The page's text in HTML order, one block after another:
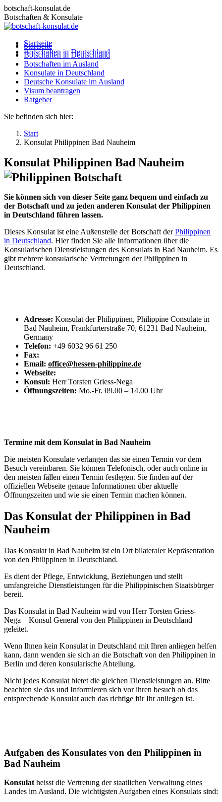
Zum
Inhalt
springen
botschaft-konsulat.de
Botschaften & Konsulate
Startseite
Botschaften in Deutschland
Botschaften im Ausland
Konsulate in Deutschland
Deutsche Konsulate im Ausland
Visum beantragen
Ratgeber
Startseite
Botschaften in Deutschland
Botschaften im Ausland
Konsulate in Deutschland
Deutsche Konsulate im Ausland
Visum beantragen
Ratgeber
Sie befinden sich hier:
Start
Konsulat Philippinen Bad Nauheim
Konsulat Philippinen Bad Nauheim
Sie können sich von dieser Seite ganz bequem und einfach zu
der Botschaft und zu jeden anderen Konsulat der Philippinen
in Deutschland führen lassen.
Dieses Konsulat ist eine Außenstelle der Botschaft derPhilippinen
in Deutschland. Hier finden Sie alle Informationen über die
Konsularischen Dienstleistungen des Konsulats in Bad Nauheim. Es
gibt mehrere konsularische Vertretungen der Philippinen in
Deutschland.
Adresse: Konsulat der Philippinen, Philippine Consulate in
Bad Nauheim, Frankfurterstraße 70, 61231 Bad Nauheim,
Germany
Telefon: +49 6032 96 61 250
Fax:
Email: office@hessen-philippine.de
Webseite:
Konsul: Herr Torsten Griess-Nega
Öffnungszeiten: Mo.-Fr. 09.00 – 14.00 Uhr
Termine mit dem Konsulat in Bad Nauheim
Die meisten Konsulate verlangen das sie einen Termin vor dem
Besuch vereinbaren. Sie können Telefonisch, oder auch online in
den meisten fällen einen Termin festlegen. Sie finden auf der
offiziellen Webseite genaue Informationen über aktuelle
Öffnungszeiten und wie sie einen Termin machen können.
Das Konsulat der Philippinen in Bad
Nauheim
Das Konsulat in Bad Nauheim ist ein Ort bilateraler Repräsentation
von den Philippinen in Deutschland.
Es dient der Pflege, Entwicklung, Beziehungen und stellt
umfangreiche Dienstleistungen für die Philippinischen Staatsbürger
bereit.
Das Konsulat in Bad Nauheim wird von Herr Torsten Griess-
Nega – Konsul General von den Philippinen in Deutschland
geleitet.
Wenn Ihnen kein Konsulat in Deutschland mit Ihren anliegen helfen
kann, dann wenden sie sich an die Botschaft von den Philippinen in
Berlin und deren konsularische Abteilung.
Nicht jedes Konsulat bietet die gleichen Dienstleistungen an. Bitte
beachten sie das und Informieren sich vor ihren besuch ob das
entsprechende Konsulat auch das richtige für Ihr anliegen ist.
Aufgaben des Konsulates von den Philippinen in
Bad Nauheim
Konsulatheisst die Vertretung der staatlichen Verwaltung eines
Landes im Ausland. Die wichtigsten Aufgaben eines Konsulats sind: